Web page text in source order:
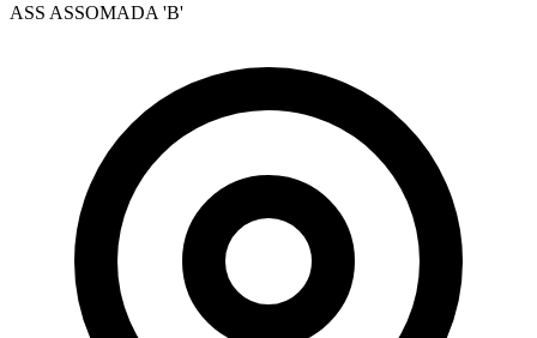
ASS ASSOMADA 'B'